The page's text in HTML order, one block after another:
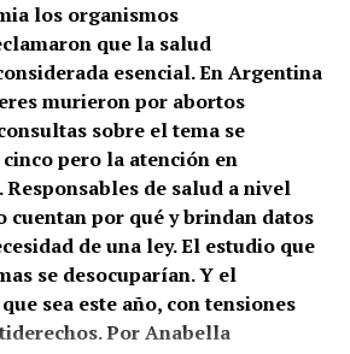
los organismos
que la salud
esencial. En Argentina
murieron por abortos
sobre el tema se
pero la atención en
de salud a nivel
cuentan por qué y brindan datos
de una ley. El estudio que
se desocuparían. Y el
sea este año, con tensiones
Por Anabella